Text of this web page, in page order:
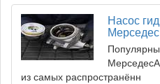
Насос
Мерседес
из самых распространённ